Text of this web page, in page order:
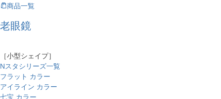
商品一覧
老眼鏡
［小型シェイプ］
Nスタシリーズ一覧
フラット カラー
アイライン カラー
七宝 カラー